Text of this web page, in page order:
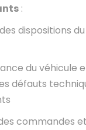
:
dispositions
du véhicule
défauts
commandes